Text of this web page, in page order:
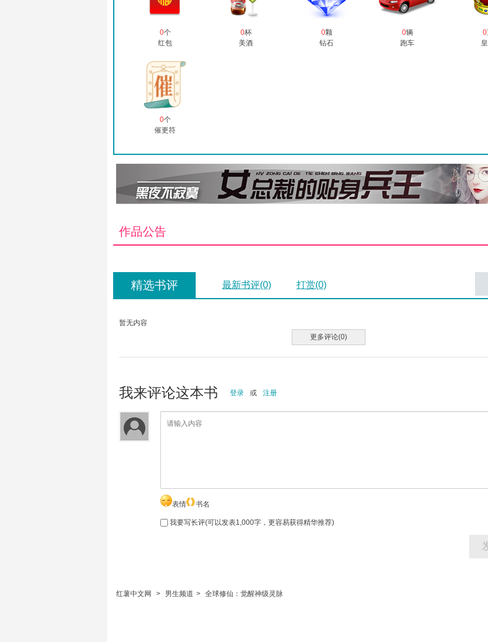
0个
红包
0杯
美酒
0颗
钻石
0辆
跑车
0
0个
催更符
作品公告
精选书评 最新书评(0) 打赏(0)
暂无内容
更多评论(0)
我来评论这本书 登录 或 注册
表情 书名
我要写长评(可以发表1,000字，更容易获得精华推荐)
红薯中文网 > 男生频道 > 全球修仙：觉醒神级灵脉